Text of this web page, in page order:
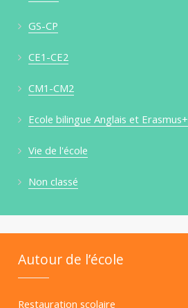
GS-CP
CE1-CE2
CM1-CM2
Ecole bilingue Anglais et Erasmus+
Vie de l'école
Non classé
Autour de l’école
Restauration scolaire